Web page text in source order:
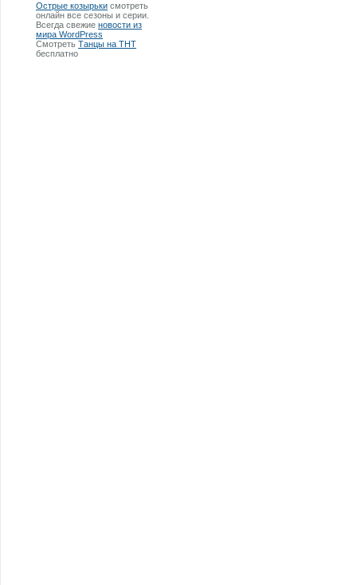
Острые козырьки смотреть
онлайн все сезоны и серии.
Всегда свежие новости из
мира WordPress
Смотреть Танцы на ТНТ
бесплатно